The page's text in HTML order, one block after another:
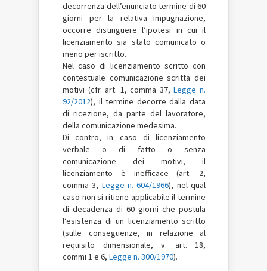
decorrenza dell’enunciato termine di 60
giorni per la relativa impugnazione,
occorre distinguere l’ipotesi in cui il
licenziamento sia stato comunicato o
meno per iscritto.
Nel caso di licenziamento scritto con
contestuale comunicazione scritta dei
motivi (cfr. art. 1, comma 37,Legge n.
92/2012), il termine decorre dalla data
di ricezione, da parte del lavoratore,
della comunicazione medesima.
Di contro, in caso di licenziamento
verbale o di fatto o senza
comunicazione dei motivi, il
licenziamento è inefficace (art. 2,
comma 3, Legge n. 604/1966), nel qual
caso non si ritiene applicabile il termine
di decadenza di 60 giorni che postula
l’esistenza di un licenziamento scritto
(sulle conseguenze, in relazione al
requisito dimensionale, v. art. 18,
commi 1 e 6, Legge n. 300/1970).